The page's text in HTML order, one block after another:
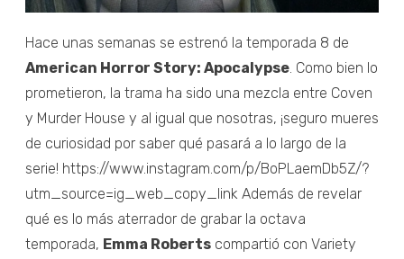
Hace unas semanas se estrenó la temporada 8 de
American Horror Story: Apocalypse . Como bien lo
prometieron, la trama ha sido una mezcla entre Coven
y Murder House y al igual que nosotras, ¡seguro mueres
de curiosidad por saber qué pasará a lo largo de la
serie! https://www.instagram.com/p/BoPLaemDb5Z/?
utm_source=ig_web_copy_link Además de revelar
qué es lo más aterrador de grabar la octava
temporada, Emma Roberts compartió con Variety